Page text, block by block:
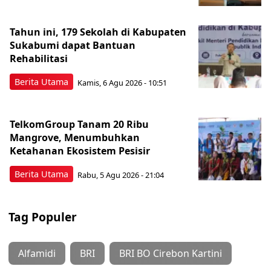
Berita Utama
Tahun ini, 179 Sekolah di Kabupaten
Sukabumi dapat Bantuan
Rehabilitasi
Kamis, 6 Agu 2026 - 10:51
Berita Utama
TelkomGroup Tanam 20 Ribu
Mangrove, Menumbuhkan
Ketahanan Ekosistem Pesisir
Rabu, 5 Agu 2026 - 21:04
Tag Populer
Alfamidi BRI BRI BO Cirebon Kartini